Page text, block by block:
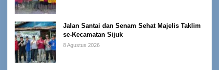
Jalan Santai dan Senam Sehat Majelis Taklim
se-Kecamatan Sijuk
8 Agustus 2026